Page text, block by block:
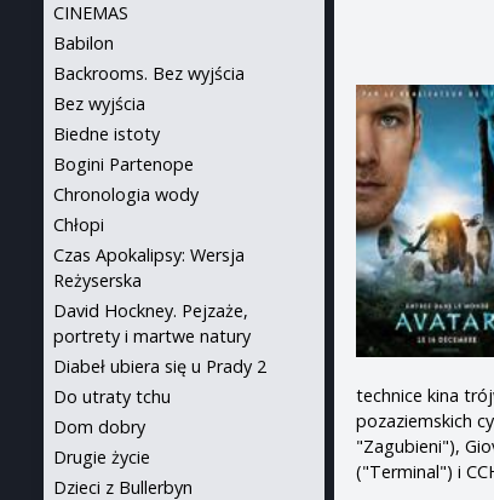
technice kina
pozaziemskich
"Zagubieni"),
("Terminal") i
CINEMAS
Babilon
Backrooms. Bez wyjścia
Bez wyjścia
Biedne istoty
Bogini Partenope
Chronologia wody
Chłopi
Czas Apokalipsy: Wersja
Reżyserska
David Hockney. Pejzaże,
portrety i martwe natury
Diabeł ubiera się u Prady 2
Do utraty tchu
Dom dobry
Drugie życie
Dzieci z Bullerbyn